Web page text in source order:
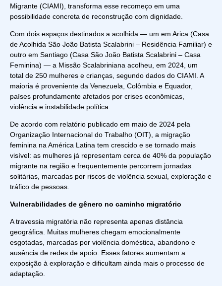
Migrante (CIAMI), transforma esse recomeço em uma
possibilidade concreta de reconstrução com dignidade.
Com dois espaços destinados a acolhida — um em Arica (Casa
de Acolhida São João Batista Scalabrini – Residência Familiar) e
outro em Santiago (Casa São João Batista Scalabrini – Casa
Feminina) — a Missão Scalabriniana acolheu, em 2024, um
total de 250 mulheres e crianças, segundo dados do CIAMI. A
maioria é proveniente da Venezuela, Colômbia e Equador,
países profundamente afetados por crises econômicas,
violência e instabilidade política.
De acordo com relatório publicado em maio de 2024 pela
Organização Internacional do Trabalho (OIT), a migração
feminina na América Latina tem crescido e se tornado mais
visível: as mulheres já representam cerca de 40% da população
migrante na região e frequentemente percorrem jornadas
solitárias, marcadas por riscos de violência sexual, exploração e
tráfico de pessoas.
Vulnerabilidades de gênero no caminho migratório
A travessia migratória não representa apenas distância
geográfica. Muitas mulheres chegam emocionalmente
esgotadas, marcadas por violência doméstica, abandono e
ausência de redes de apoio. Esses fatores aumentam a
exposição à exploração e dificultam ainda mais o processo de
adaptação.